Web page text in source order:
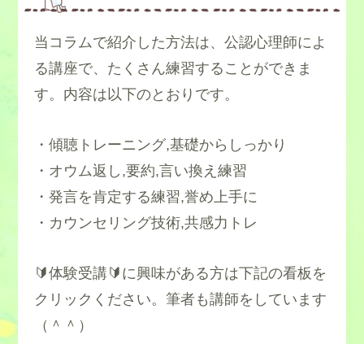
当コラムで紹介した方法は、公認心理師によ
る講座で、たくさん練習することができま
す。内容は以下のとおりです。
・傾聴トレーニング,基礎からしっかり
・オウム返し,要約,言い換え練習
・発言を肯定する練習,誉め上手に
・カウンセリング技術,共感力トレ
🔰体験受講🔰に興味がある方は下記の看板を
クリックください。筆者も講師をしています
（＾＾）